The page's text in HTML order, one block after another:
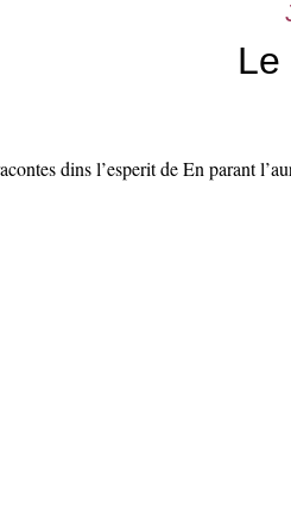
Le
dins l’esperit de En parant